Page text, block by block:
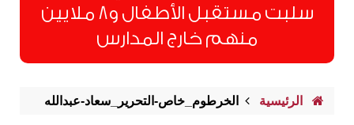
سلبت مستقبل الأطفال و8 ملايين
منهم خارج المدارس
الرئيسية الخرطوم_خاص-التحرير_سعاد-عبدالله